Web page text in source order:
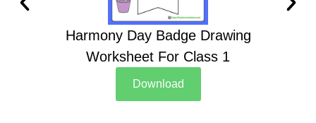
Harmony Day Badge Drawing
Worksheet For Class 1
Download